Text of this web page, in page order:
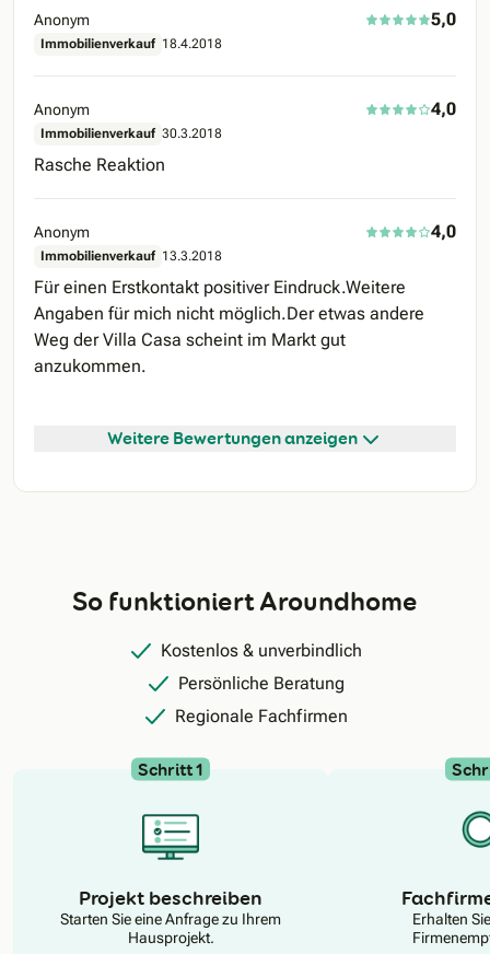
Anonym 5,0
Immobilienverkauf 18.4.2018
Anonym 4,0
Immobilienverkauf 30.3.2018
Rasche Reaktion
Anonym 4,0
Immobilienverkauf 13.3.2018
Für einen Erstkontakt positiver Eindruck.Weitere
Angaben für mich nicht möglich.Der etwas andere
Weg der Villa Casa scheint im Markt gut
anzukommen.
Weitere Bewertungen anzeigen
So funktioniert Aroundhome
Kostenlos & unverbindlich
Persönliche Beratung
Regionale Fachfirmen
Schritt 1
Projekt beschreiben
Starten Sie eine Anfrage zu Ihrem
Hausprojekt.
Erhalten